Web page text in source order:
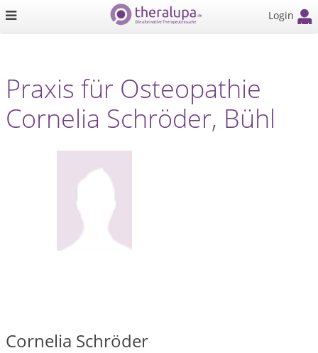
Login
Praxis für Osteopathie
Cornelia Schröder, Bühl
Cornelia Schröder